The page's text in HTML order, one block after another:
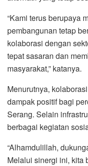
“Kami terus berupaya
pembangunan tetap
kolaborasi dengan
tepat sasaran dan
masyarakat,” katanya.
Menurutnya,
dampak positif bagi
Serang. Selain
berbagai kegiatan
“Alhamdulillah,
Melalui sinergi ini, kita